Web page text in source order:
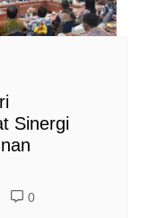
Sinergi
0